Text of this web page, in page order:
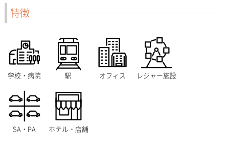
特徴
学校・病院 駅 オフィス レジャー施設
SA・PA ホテル・店舗